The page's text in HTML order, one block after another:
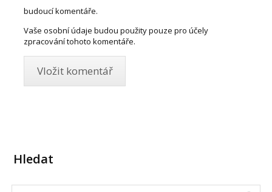
budoucí komentáře.
Vaše osobní údaje budou použity pouze pro účely
zpracování tohoto komentáře.
Hledat